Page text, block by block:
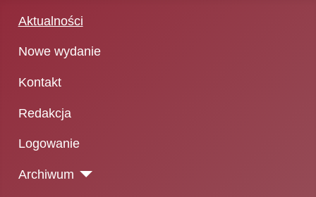
Aktualności
Nowe wydanie
Kontakt
Redakcja
Logowanie
Archiwum